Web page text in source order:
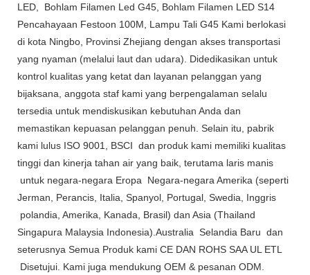
LED, Bohlam Filamen Led G45, Bohlam Filamen LED S14
Pencahayaan Festoon 100M, Lampu Tali G45 Kami berlokasi
di kota Ningbo, Provinsi Zhejiang dengan akses transportasi
yang nyaman (melalui laut dan udara). Didedikasikan untuk
kontrol kualitas yang ketat dan layanan pelanggan yang
bijaksana, anggota staf kami yang berpengalaman selalu
tersedia untuk mendiskusikan kebutuhan Anda dan
memastikan kepuasan pelanggan penuh. Selain itu, pabrik
kami lulus ISO 9001, BSCI dan produk kami memiliki kualitas
tinggi dan kinerja tahan air yang baik, terutama laris manis
untuk negara-negara Eropa Negara-negara Amerika (seperti
Jerman, Perancis, Italia, Spanyol, Portugal, Swedia, Inggris
polandia, Amerika, Kanada, Brasil) dan Asia (Thailand
Singapura Malaysia Indonesia).Australia Selandia Baru dan
seterusnya Semua Produk kami CE DAN ROHS SAA UL ETL
Disetujui. Kami juga mendukung OEM & pesanan ODM.